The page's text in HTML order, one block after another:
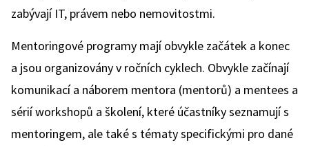
zabývají IT, právem nebo nemovitostmi.
Mentoringové programy mají obvykle začátek a konec
a jsou organizovány v ročních cyklech. Obvykle začínají
komunikací a náborem mentora (mentorů) a mentees a
sérií workshopů a školení, které účastníky seznamují s
mentoringem, ale také s tématy specifickými pro dané